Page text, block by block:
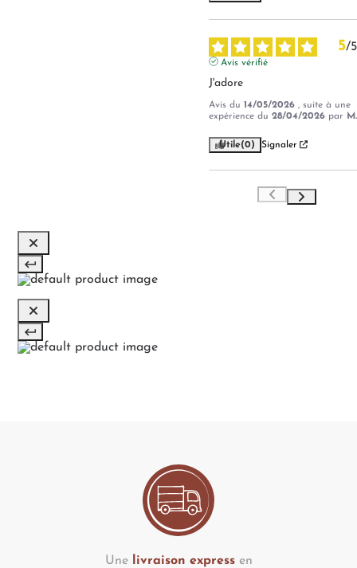
5/5
Avis vérifié
J'adore
Avis du 14/05/2026 , suite à une
expérience du 28/04/2026 par
Utile(0) Signaler
Une livraison expressen